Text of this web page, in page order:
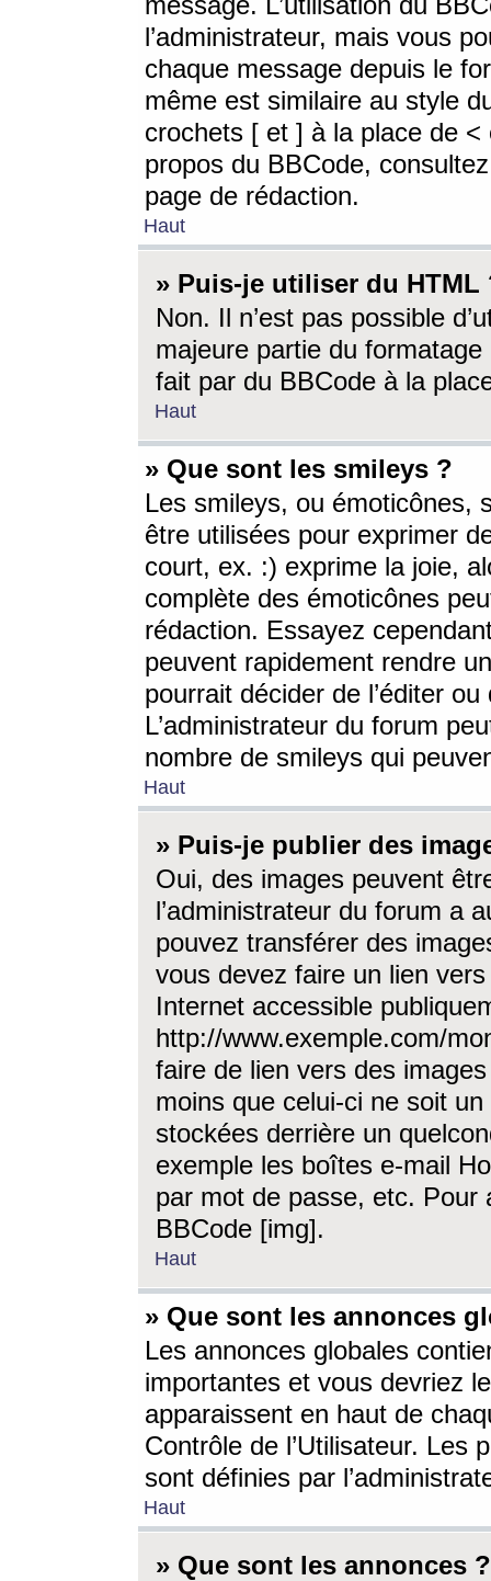
l’administrateur, mais vous
chaque message depuis le
même est similaire au style
crochets [ et ] à la place de <
propos du BBCode,
page de rédaction.
Haut
» Puis-je utiliser du HTML
Non. Il n’est pas possible
majeure partie du
fait par du BBCode à la
Haut
» Que sont les smileys ?
Les smileys, ou émoticônes,
être utilisées pour exprimer
court, ex. :) exprime la joie,
complète des émoticônes
rédaction. Essayez
peuvent rapidement rendre
pourrait décider de l’éditer
L’administrateur du forum
nombre de smileys qui
Haut
» Puis-je publier des
Oui, des images peuvent
l’administrateur du forum a
pouvez transférer des
vous devez faire un lien
Internet accessible
http://www.exemple.com/
faire de lien vers des
moins que celui-ci ne soit
stockées derrière un
exemple les boîtes e-mail
par mot de passe, etc. Pour
BBCode [img].
Haut
» Que sont les annonces
Les annonces globales
importantes et vous devriez
apparaissent en haut de
Contrôle de l’Utilisateur. Les
sont définies par
Haut
» Que sont les annonces ?